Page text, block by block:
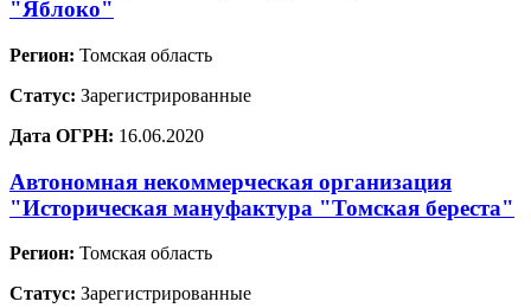
"Яблоко"
Регион: Томская область
Статус: Зарегистрированные
Дата ОГРН: 16.06.2020
Автономная некоммерческая организация
"Историческая мануфактура "Томская береста"
Регион: Томская область
Статус: Зарегистрированные